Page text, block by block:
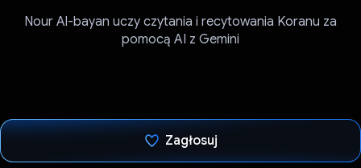
Nour Al-bayan uczy czytania i recytowania Koranu za
pomocą AI z Gemini
Zagłosuj